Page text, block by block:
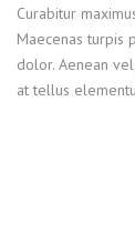
Curabitur
Maecenas turpis
dolor. Aenean
at tellus